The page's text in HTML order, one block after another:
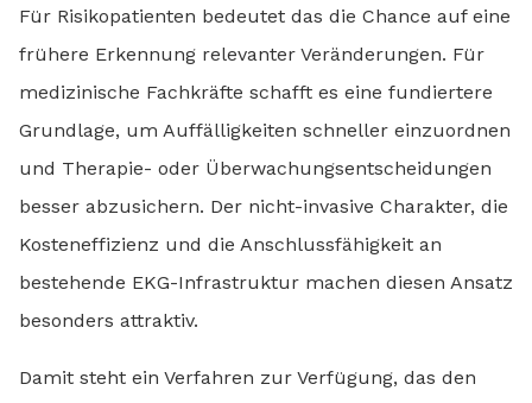
Für Risikopatienten bedeutet das die Chance auf eine
frühere Erkennung relevanter Veränderungen. Für
medizinische Fachkräfte schafft es eine fundiertere
Grundlage, um Auffälligkeiten schneller einzuordnen
und Therapie- oder Überwachungsentscheidungen
besser abzusichern. Der nicht-invasive Charakter, die
Kosteneffizienz und die Anschlussfähigkeit an
bestehende EKG-Infrastruktur machen diesen Ansatz
besonders attraktiv.
Damit steht ein Verfahren zur Verfügung, das den